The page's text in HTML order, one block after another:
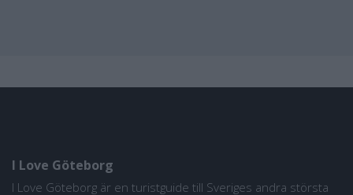
I Love Göteborg
I Love Göteborg är en turistguide till Sveriges andra största